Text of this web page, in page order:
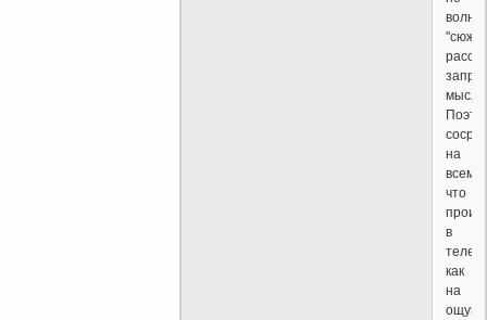
на
всем,
что
в
теле,
как
на